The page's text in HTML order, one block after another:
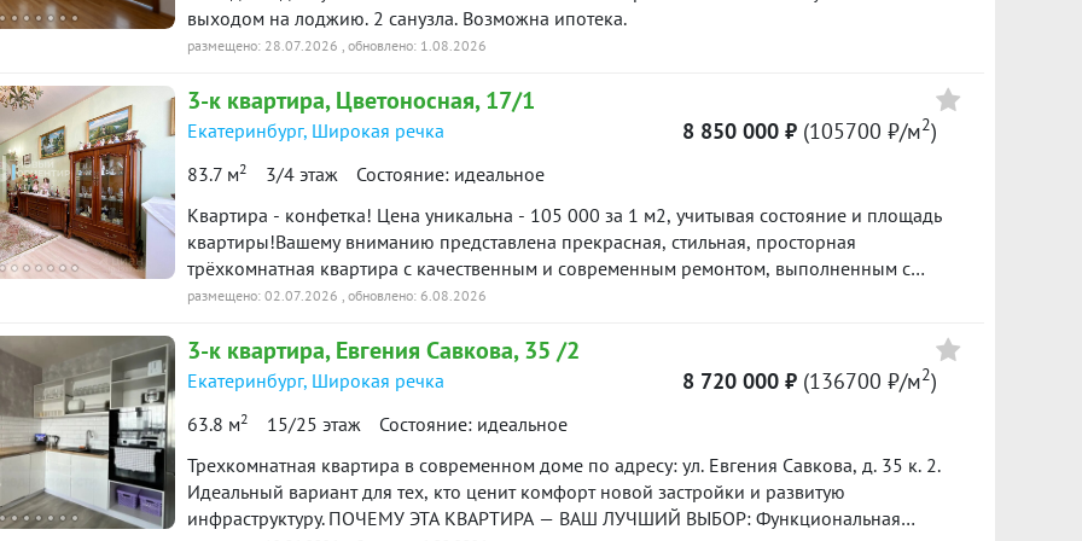
выходом на лоджию. 2 санузла. Возможна ипотека.
размещено: 28.07.2026 , обновлено: 1.08.2026
3-к квартира, Цветоносная, 17/1
Екатеринбург, Широкая речка
83.7 м2 3/4 этаж Состояние: идеальное
8 850 000 ₽ (105700 ₽/м2)
Квартира - конфетка! Цена уникальна - 105 000 за 1 м2, учитывая состояние и площадь
квартиры!Вашему вниманию представлена прекрасная, стильная, просторная
трёхкомнатная квартира с качественным и современным ремонтом, выполненным с
применением европейских материалов и сантехники. Грамотная и комфортная
16,1 м2) зону кухни - столовой 8,65 м2, совмещенной гостиной 13 м2. Застекленная
лоджия 5 м2 отличный вариант под террасу или зимний сад. Вторая лоджия с выходом
из кухни.Новому собственнику остается качественная мебель: добротная кухня со
встроенной бытовой техникой, спальный гарнитур, мебель в прихожей и гардеробные
шкафы. Квартира очень уютная и хорошей энергетикой, над комфортном постарались
хозяева, так как покупатели для себя и вкладывались с душой. В квартире почти не жили.
Продажа в связи с переездом.Жилой комплекс идеально расположен – рядом лес, что
позволяет рассматривать как загородное жилье и наслаждаться прогулками на свежем
размещено: 02.07.2026 , обновлено: 6.08.2026
3-к квартира, Евгения Савкова, 35 /2
Екатеринбург, Широкая речка
63.8 м2 15/25 этаж Состояние: идеальное
8 720 000 ₽ (136700 ₽/м2)
Трехкомнатная квартира в современном доме по адресу: ул. Евгения Савкова, д. 35 к. 2.
Идеальный вариант для тех, кто ценит комфорт новой застройки и развитую
инфраструктуру. ПОЧЕМУ ЭТА КВАРТИРА — ВАШ ЛУЧШИЙ ВЫБОР: Функциональная